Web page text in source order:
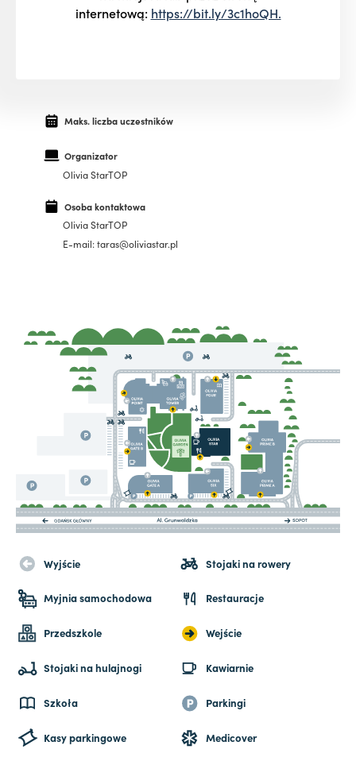
internetową: https://bit.ly/3c1hoQH.
Maks. liczba uczestników
Organizator
Olivia StarTOP
Osoba kontaktowa
Olivia StarTOP
E-mail: taras@oliviastar.pl
Wyjście Stojaki na rowery
Myjnia samochodowa Restauracje
Przedszkole Wejście
Stojaki na hulajnogi Kawiarnie
Szkoła Parkingi
Kasy parkingowe Medicover